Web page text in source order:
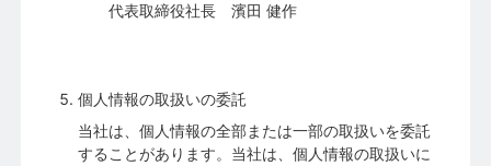
代表取締役社長 濱田 健作
個人情報の取扱いの委託
当社は、個人情報の全部または一部の取扱いを委託
することがあります。当社は、個人情報の取扱いに